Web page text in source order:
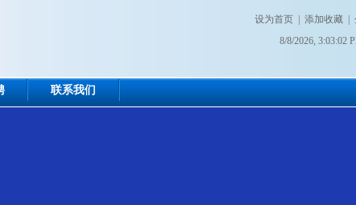
设为首页 添加收藏
8/8/2026, 3:03:02
联系我们